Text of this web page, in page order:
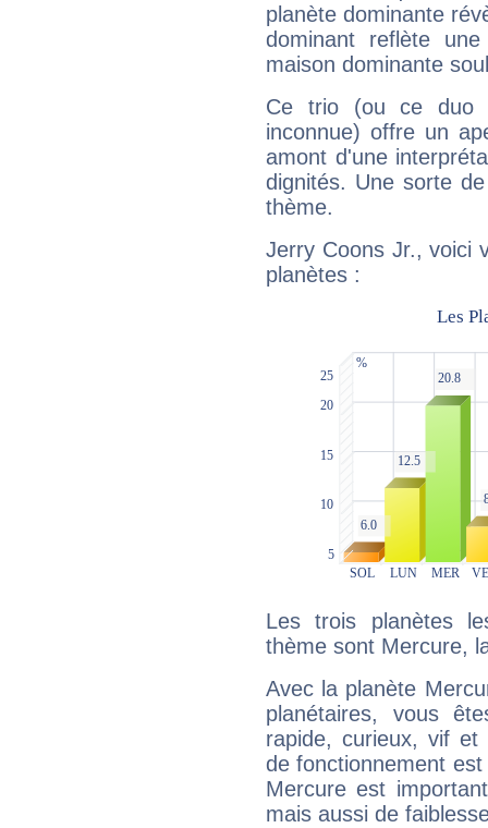
planète dominante
dominant reflète
maison dominante
Ce trio (ou ce duo
inconnue) offre un
amont d'une
dignités. Une sorte
thème.
Jerry Coons Jr., voici
planètes :
Les trois planètes
thème sont Mercure,
Avec la planète
planétaires, vous
rapide, curieux, vif et
de fonctionnement
Mercure est
mais aussi de